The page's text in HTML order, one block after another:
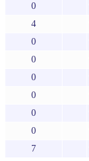
0
4
0
0
0
0
0
0
7